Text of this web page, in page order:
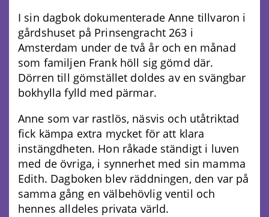
I sin dagbok dokumenterade Anne tillvaron i
gårdshuset på Prinsengracht 263 i
Amsterdam under de två år och en månad
som familjen Frank höll sig gömd där.
Dörren till gömstället doldes av en svängbar
bokhylla fylld med pärmar.
Anne som var rastlös, näsvis och utåtriktad
fick kämpa extra mycket för att klara
instängdheten. Hon råkade ständigt i luven
med de övriga, i synnerhet med sin mamma
Edith. Dagboken blev räddningen, den var på
samma gång en välbehövlig ventil och
hennes alldeles privata värld.